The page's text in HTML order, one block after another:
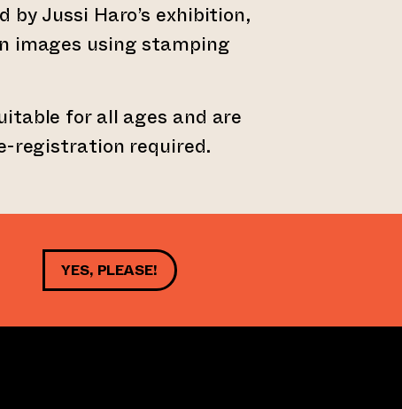
by Jussi Haro’s exhibition,
images using stamping
for all ages and are
registration required.
YES, PLEASE!